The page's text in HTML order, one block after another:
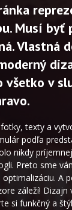
Musí byť
Vlastná
všetko v
texty a
podľa
nikdy
Preto sme
optimalizáciu. A
záleží! Dizajn
si funkčný a